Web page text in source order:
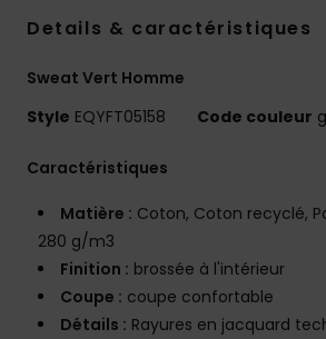
Details & caractéristiques
Sweat Vert Homme
Style EQYFT05158 Code couleur
Caractéristiques
Matière : Coton, Coton recyclé,
280 g/m3
Finition : brossée à l'intérieur
Coupe : coupe confortable
Détails : Rayures en jacquard